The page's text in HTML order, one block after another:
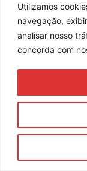
Utilizamos
navegação,
analisar nosso
concorda com
© 2023